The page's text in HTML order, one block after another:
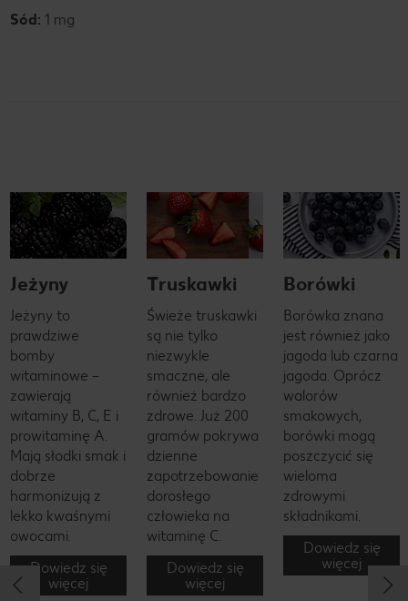
Sód: 1 mg
Jeżyny
Jeżyny to
prawdziwe
bomby
witaminowe –
zawierają
witaminy B, C, E i
prowitaminę A.
Mają słodki smak i
dobrze
harmonizują z
lekko kwaśnymi
owocami.
Dowiedz się
więcej
Truskawki
Świeże truskawki
są nie tylko
niezwykle
smaczne, ale
również bardzo
zdrowe. Już 200
gramów pokrywa
dzienne
zapotrzebowanie
dorosłego
człowieka na
witaminę C.
Dowiedz się
więcej
Borówki
Borówka znana
jest również jako
jagoda lub czarna
jagoda. Oprócz
walorów
smakowych,
borówki mogą
poszczycić się
wieloma
zdrowymi
składnikami.
Dowiedz się
więcej